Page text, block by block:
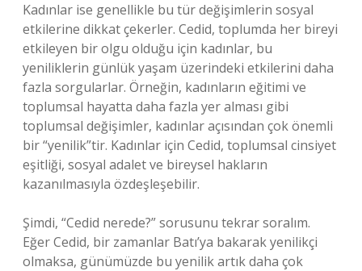
Kadınlar ise genellikle bu tür değişimlerin sosyal
etkilerine dikkat çekerler. Cedid, toplumda her bireyi
etkileyen bir olgu olduğu için kadınlar, bu
yeniliklerin günlük yaşam üzerindeki etkilerini daha
fazla sorgularlar. Örneğin, kadınların eğitimi ve
toplumsal hayatta daha fazla yer alması gibi
toplumsal değişimler, kadınlar açısından çok önemli
bir “yenilik”tir. Kadınlar için Cedid, toplumsal cinsiyet
eşitliği, sosyal adalet ve bireysel hakların
kazanılmasıyla özdeşleşebilir.
Şimdi, “Cedid nerede?” sorusunu tekrar soralım.
Eğer Cedid, bir zamanlar Batı’ya bakarak yenilikçi
olmaksa, günümüzde bu yenilik artık daha çok